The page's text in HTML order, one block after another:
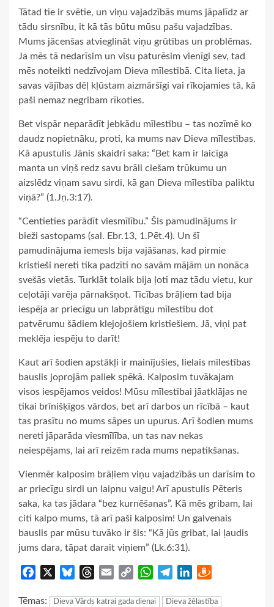
Tātad tie ir svētie, un viņu vajadzībās mums jāpalīdz ar
tādu sirsnību, it kā tās būtu mūsu pašu vajadzības.
Mums jācenšas atvieglināt viņu grūtības un problēmas.
Ja mēs tā nedarīsim un visu paturēsim vienīgi sev, tad
mēs noteikti nedzīvojam Dieva mīlestībā. Cita lieta, ja
savas vājības dēļ kļūstam aizmāršīgi vai rīkojamies tā, kā
paši nemaz negribam rīkoties.
Bet vispār neparādīt jebkādu mīlestību – tas nozīmē ko
daudz nopietnāku, proti, ka mums nav Dieva mīlestības.
Kā apustulis Jānis skaidri saka: “Bet kam ir laicīga
manta un viņš redz savu brāli ciešam trūkumu un
aizslēdz viņam savu sirdi, kā gan Dieva mīlestība paliktu
viņā?” (1.Jņ.3:17).
“Centieties parādīt viesmīlību.” Šis pamudinājums ir
bieži sastopams (sal. Ebr.13, 1.Pēt.4). Un šī
pamudinājuma iemesls bija vajāšanas, kad pirmie
kristieši nereti tika padzīti no savām mājām un nonāca
svešās vietās. Turklāt tolaik bija ļoti maz tādu vietu, kur
ceļotāji varēja pārnakšņot. Ticības brāļiem tad bija
iespēja ar priecīgu un labprātīgu mīlestību dot
patvērumu šādiem klejojošiem kristiešiem. Jā, viņi pat
meklēja iespēju to darīt!
Kaut arī šodien apstākļi ir mainījušies, lielais mīlestības
bauslis joprojām paliek spēkā. Kalposim tuvākajam
visos iespējamos veidos! Mūsu mīlestībai jāatklājas ne
tikai brīnišķīgos vārdos, bet arī darbos un rīcībā – kaut
tas prasītu no mums sāpes un upurus. Arī šodien mums
nereti jāparāda viesmīlība, un tas nav nekas
neiespējams, lai arī reizēm rada mums nepatikšanas.
Vienmēr kalposim brāļiem viņu vajadzībās un darīsim to
ar priecīgu sirdi un laipnu vaigu! Arī apustulis Pēteris
saka, ka tas jādara “bez kurnēšanas”. Kā mēs gribam, lai
citi kalpo mums, tā arī paši kalposim! Un galvenais
bauslis par mūsu tuvāko ir šis: “Kā jūs gribat, lai ļaudis
jums dara, tāpat darait viņiem” (Lk.6:31).
Facebook BlueskyThreads
Email
Copy
WhatsApp
TelegramLinkedIn
Tēmas: Dieva Vārds katrai gada dienai
Dieva žēlastība